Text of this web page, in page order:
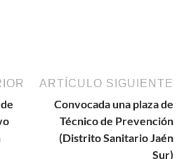
ARTÍCULO SIGUIENTE
Convocada una plaza de
Técnico de Prevención
(Distrito Sanitario Jaén
Sur)